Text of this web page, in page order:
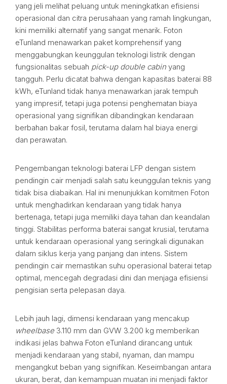
yang jeli melihat peluang untuk meningkatkan efisiensi
operasional dan citra perusahaan yang ramah lingkungan,
kini memiliki alternatif yang sangat menarik. Foton
eTunland menawarkan paket komprehensif yang
menggabungkan keunggulan teknologi listrik dengan
fungsionalitas sebuah pick-up double cabin yang
tangguh. Perlu dicatat bahwa dengan kapasitas baterai 88
kWh, eTunland tidak hanya menawarkan jarak tempuh
yang impresif, tetapi juga potensi penghematan biaya
operasional yang signifikan dibandingkan kendaraan
berbahan bakar fosil, terutama dalam hal biaya energi
dan perawatan.
Pengembangan teknologi baterai LFP dengan sistem
pendingin cair menjadi salah satu keunggulan teknis yang
tidak bisa diabaikan. Hal ini menunjukkan komitmen Foton
untuk menghadirkan kendaraan yang tidak hanya
bertenaga, tetapi juga memiliki daya tahan dan keandalan
tinggi. Stabilitas performa baterai sangat krusial, terutama
untuk kendaraan operasional yang seringkali digunakan
dalam siklus kerja yang panjang dan intens. Sistem
pendingin cair memastikan suhu operasional baterai tetap
optimal, mencegah degradasi dini dan menjaga efisiensi
pengisian serta pelepasan daya.
Lebih jauh lagi, dimensi kendaraan yang mencakup
wheelbase3.110 mm dan GVW 3.200 kg memberikan
indikasi jelas bahwa Foton eTunland dirancang untuk
menjadi kendaraan yang stabil, nyaman, dan mampu
mengangkut beban yang signifikan. Keseimbangan antara
ukuran, berat, dan kemampuan muatan ini menjadi faktor